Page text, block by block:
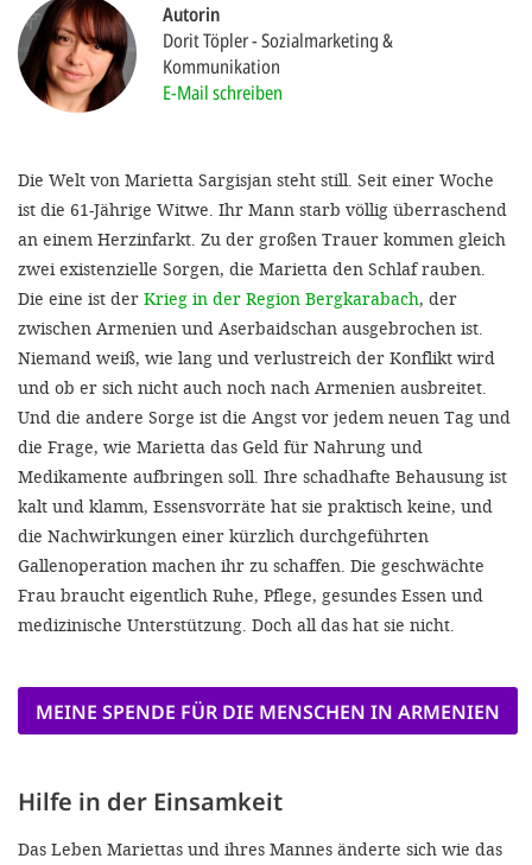
Autorin
Dorit Töpler Sozialmarketing &
Kommunikation
E-Mail schreiben
Die Welt von Marietta Sargisjan steht still. Seit einer Woche
ist die 61-Jährige Witwe. Ihr Mann starb völlig überraschend
an einem Herzinfarkt. Zu der großen Trauer kommen gleich
zwei existenzielle Sorgen, die Marietta den Schlaf rauben.
Die eine ist der Krieg in der Region Bergkarabach, der
zwischen Armenien und Aserbaidschan ausgebrochen ist.
Niemand weiß, wie lang und verlustreich der Konflikt wird
und ob er sich nicht auch noch nach Armenien ausbreitet.
Und die andere Sorge ist die Angst vor jedem neuen Tag und
die Frage, wie Marietta das Geld für Nahrung und
Medikamente aufbringen soll. Ihre schadhafte Behausung ist
kalt und klamm, Essensvorräte hat sie praktisch keine, und
die Nachwirkungen einer kürzlich durchgeführten
Gallenoperation machen ihr zu schaffen. Die geschwächte
Frau braucht eigentlich Ruhe, Pflege, gesundes Essen und
medizinische Unterstützung. Doch all das hat sie nicht.
MEINE SPENDE FÜR DIE MENSCHEN IN ARMENIEN
Hilfe in der Einsamkeit
Das Leben Mariettas und ihres Mannes änderte sich wie das
ALLEN